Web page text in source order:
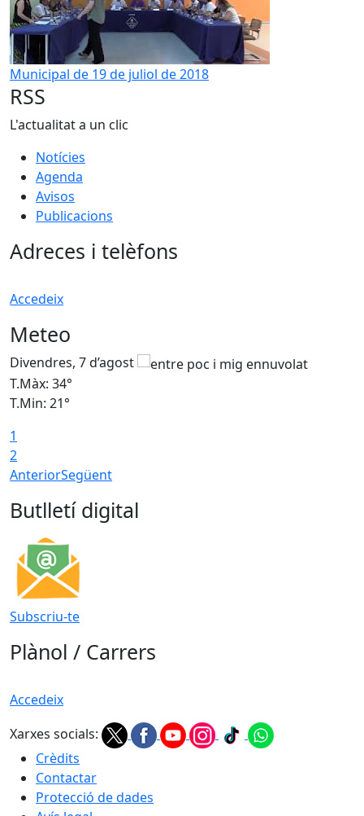
Municipal de 19 de juliol de 2018
RSS
L'actualitat a un clic
Notícies
Agenda
Avisos
Publicacions
Adreces i telèfons
Accedeix
Meteo
Divendres, 7 d’agost
T.Màx: 34°
T.Min: 21°
1
2
AnteriorSegüent
Butlletí digital
Subscriu-te
Plànol / Carrers
Accedeix
Xarxes socials:
Crèdits
Contactar
Protecció de dades